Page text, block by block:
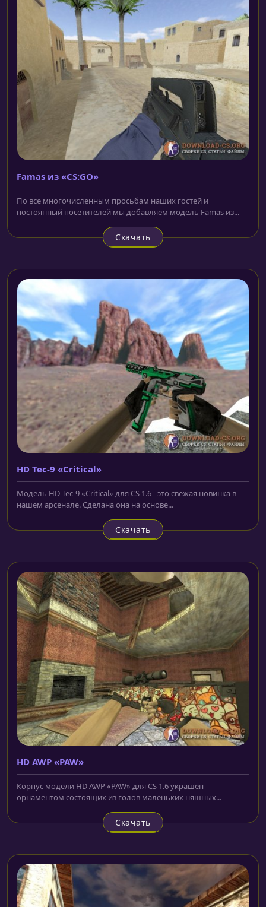
Famas из «CS:GO»
По все многочисленным просьбам наших гостей и
постоянный посетителей мы добавляем модель Famas из...
Скачать
HD Tec-9 «Critical»
Модель HD Tec-9 «Critical» для CS 1.6 - это свежая новинка в
нашем арсенале. Сделана она на основе...
Скачать
HD AWP «PAW»
Корпус модели HD AWP «PAW» для CS 1.6 украшен
орнаментом состоящих из голов маленьких няшных...
Скачать